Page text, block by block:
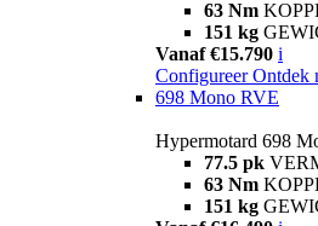
63 Nm
151 kg
Vanaf €15.790 i
Configureer Ontdek
698 Mono RVE
Hypermotard 698
77.5 pk
63 Nm
151 kg